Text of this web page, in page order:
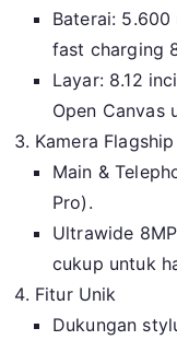
Baterai:
fast charging
Layar: 8.12
Open Canvas
Kamera Flagship
Main &
Pro).
Ultrawide
cukup untuk
Fitur Unik
Dukungan